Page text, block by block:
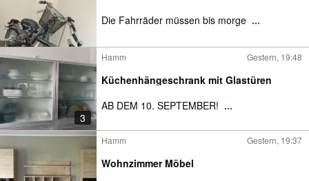
Die Fahrräder müssen bis morge ...
3
Hamm Gestern, 19:48
Küchenhängeschrank mit Glastüren
AB DEM 10. SEPTEMBER! ...
Hamm Gestern, 19:37
Wohnzimmer Möbel